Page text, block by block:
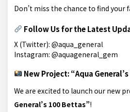
Don’t miss the chance to find your
Follow Us for the Latest
X (Twitter): @aqua_general
Instagram: @aquageneral_gem
New Project: “Aqua
We are excited to launch our new
General’s 100 Bettas”!